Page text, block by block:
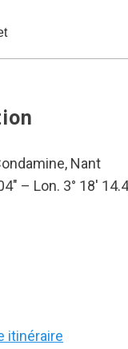
Nant
– Lon. 3° 18′
itinéraire